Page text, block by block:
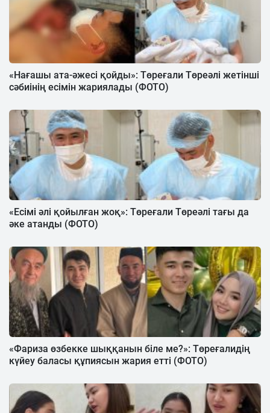
«Нағашы ата-әжесі қойды»: Төреғали Төреәлі жетінші
сәбиінің есімін жариялады (ФОТО)
«Есімі әлі қойылған жоқ»: Төреғали Төреәлі тағы да
әке атанды (ФОТО)
«Фариза өзбекке шыққанын біле ме?»: Төреғалидің
күйеу баласы құпиясын жария етті (ФОТО)